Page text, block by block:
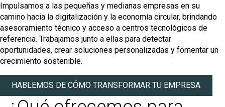
Impulsamos a las pequeñas y medianas empresas en su
camino hacia la digitalización y la economía circular, brindando
asesoramiento técnico y acceso a centros tecnológicos de
referencia. Trabajamos junto a ellas para detectar
oportunidades, crear soluciones personalizadas y fomentar un
crecimiento sostenible.
HABLEMOS DE CÓMO TRANSFORMAR TU EMPRESA